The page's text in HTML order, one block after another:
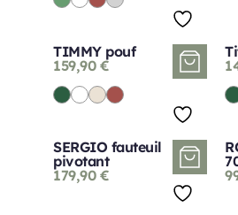
TIMMY pouf
159,90 €
SERGIO fauteuil
pivotant
179,90 €